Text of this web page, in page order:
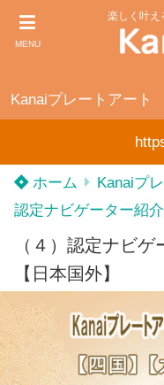
MENU
楽しく叶
Kanaiプレートアート
ホーム
Kanaiプ
認定ナビゲーター紹
（４）認定ナビゲ
【日本国外】